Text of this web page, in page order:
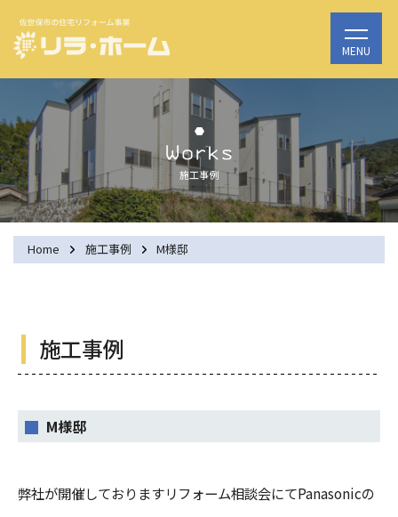
施工事例
Home 施工事例 M様邸
施工事例
M様邸
弊社が開催しておりますリフォーム相談会にてPanasonicの